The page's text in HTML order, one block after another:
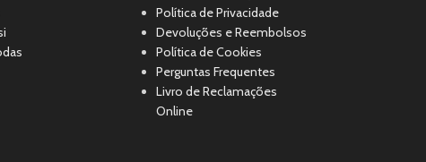
Política de Privacidade
Devoluções e Reembolsos
Política de Cookies
Perguntas Frequentes
Livro de Reclamações
Online